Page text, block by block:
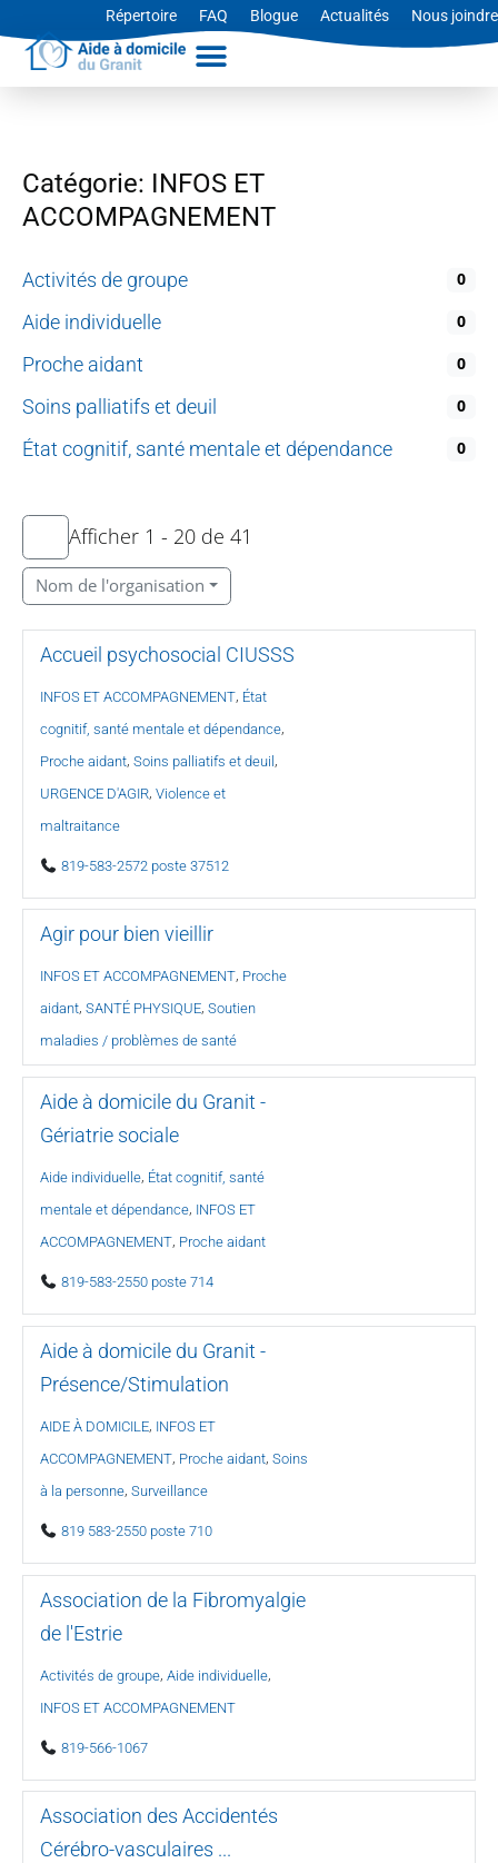
Répertoire FAQ Blogue Actualités Nous joindre
Catégorie: INFOS ET
ACCOMPAGNEMENT
Activités de groupe 0
Aide individuelle 0
Proche aidant 0
Soins palliatifs et deuil 0
État cognitif, santé mentale et dépendance 0
Afficher 1 - 20 de 41
Nom de l'organisation
Accueil psychosocial CIUSSS
INFOS ET ACCOMPAGNEMENT, État
cognitif, santé mentale et dépendance,
Proche aidant, Soins palliatifs et deuil,
URGENCE D'AGIR, Violence et
maltraitance
819-583-2572 poste 37512
Agir pour bien vieillir
INFOS ET ACCOMPAGNEMENT, Proche
aidant, SANTÉ PHYSIQUE, Soutien
maladies / problèmes de santé
Aide à domicile du Granit -
Gériatrie sociale
Aide individuelle, État cognitif, santé
mentale et dépendance, INFOS ET
ACCOMPAGNEMENT, Proche aidant
819-583-2550 poste 714
Aide à domicile du Granit -
Présence/Stimulation
AIDE À DOMICILE, INFOS ET
ACCOMPAGNEMENT, Proche aidant, Soins
à la personne, Surveillance
819 583-2550 poste 710
Association de la Fibromyalgie
de l'Estrie
Activités de groupe, Aide individuelle,
INFOS ET ACCOMPAGNEMENT
819-566-1067
Association des Accidentés
Cérébro-vasculaires ...